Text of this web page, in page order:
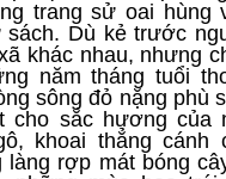
trang sử oai hùng
sách. Dù kẻ trước
khác nhau, nhưng
năm tháng tuổi
sông đỏ nặng phù
cho sắc hương của
khoai thẳng cánh
rợp mát bóng